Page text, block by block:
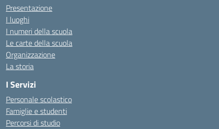
Presentazione
I luoghi
I numeri della scuola
Le carte della scuola
Organizzazione
La storia
I Servizi
Personale scolastico
Famiglie e studenti
Percorsi di studio